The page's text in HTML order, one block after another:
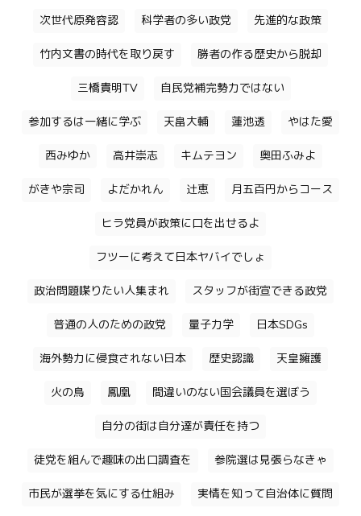
次世代原発容認 科学者の多い政党 先進的な政策
竹内文書の時代を取り戻す 勝者の作る歴史から脱却
三橋貴明TV 自民党補完勢力ではない
参加するは一緒に学ぶ 天畠大輔 蓮池透 やはた愛
西みゆか 高井崇志 キムテヨン 奥田ふみよ
がきや宗司 よだかれん 辻恵 月五百円からコース
ヒラ党員が政策に口を出せるよ
フツーに考えて日本ヤバイでしょ
政治問題喋りたい人集まれ スタッフが街宣できる政党
普通の人のための政党 量子力学 日本SDGs
海外勢力に侵食されない日本 歴史認識 天皇擁護
火の鳥 鳳凰 間違いのない国会議員を選ぼう
自分の街は自分達が責任を持つ
徒党を組んで趣味の出口調査を 参院選は見張らなきゃ
市民が選挙を気にする仕組み 実情を知って自治体に質問